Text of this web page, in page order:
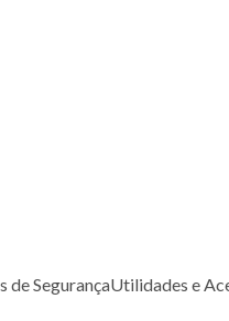
de SegurançaUtilidades e